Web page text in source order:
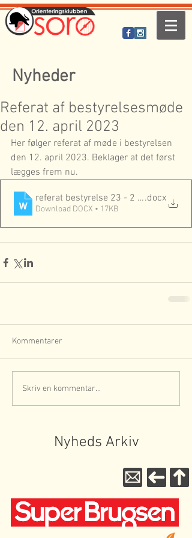
Nyheder
Referat af bestyrelsesmøde
den 12. april 2023
Her følger referat af møde i bestyrelsen
den 12. april 2023. Beklager at det først
lægges frem nu.
referat bestyrelse 23 - 2 (3).docx
Download DOCX • 17KB
Kommentarer
Skriv en kommentar...
Nyheds Arkiv